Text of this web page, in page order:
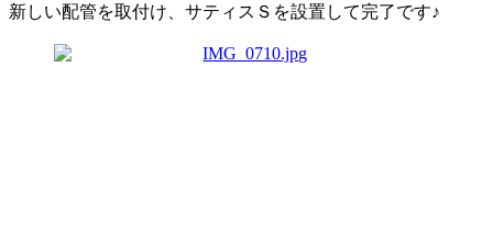
新しい配管を取付け、サティスＳを設置して完了です♪